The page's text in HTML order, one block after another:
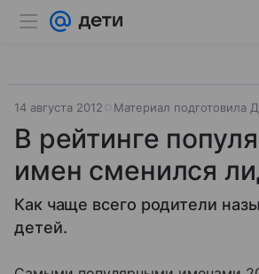
14 августа 2012 Материал подготовила
В рейтинге
имен сменился
Как чаще всего родители
детей.